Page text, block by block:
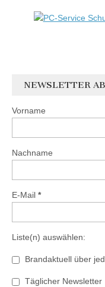
NEWSLETTER
Vorname
Nachname
E-Mail *
Liste(n) auswählen:
Brandaktuell über
Täglicher Newsletter